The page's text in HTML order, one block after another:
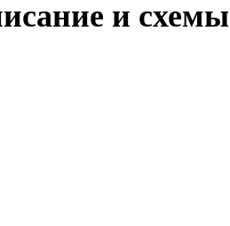
и схемы